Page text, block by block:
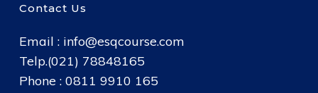
Contact Us
Email : info@esqcourse.com
Telp.(021) 78848165
Phone : 0811 9910 165